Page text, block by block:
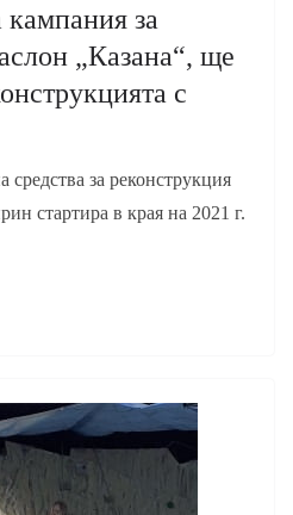
кампания за
„Казана“, ще
с
за реконструкция
стартира в края на 2021 г.